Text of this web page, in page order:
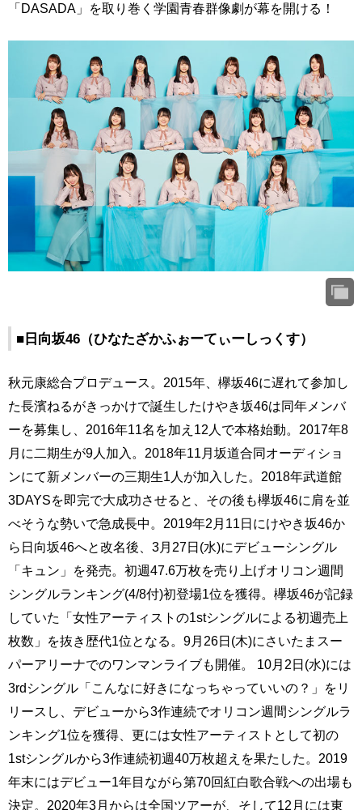
「DASADA」を取り巻く学園青春群像劇が幕を開ける！
■日向坂46（ひなたざかふぉーてぃーしっくす）
秋元康総合プロデュース。2015年、欅坂46に遅れて参加し
た長濱ねるがきっかけで誕生したけやき坂46は同年メンバ
ーを募集し、2016年11名を加え12人で本格始動。2017年8
月に二期生が9人加入。2018年11月坂道合同オーディショ
ンにて新メンバーの三期生1人が加入した。2018年武道館
3DAYSを即完で大成功させると、その後も欅坂46に肩を並
べそうな勢いで急成長中。2019年2月11日にけやき坂46か
ら日向坂46へと改名後、3月27日(水)にデビューシングル
「キュン」を発売。初週47.6万枚を売り上げオリコン週間
シングルランキング(4/8付)初登場1位を獲得。欅坂46が記録
していた「女性アーティストの1stシングルによる初週売上
枚数」を抜き歴代1位となる。9月26日(木)にさいたまスー
パーアリーナでのワンマンライブも開催。 10月2日(水)には
3rdシングル「こんなに好きになっちゃっていいの？」をリ
リースし、デビューから3作連続でオリコン週間シングルラ
ンキング1位を獲得、更には女性アーティストとして初の
1stシングルから3作連続初週40万枚超えを果たした。2019
年末にはデビュー1年目ながら第70回紅白歌合戦への出場も
決定。2020年3月からは全国ツアーが、そして12月には東